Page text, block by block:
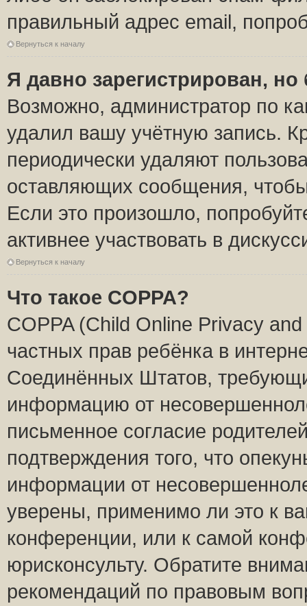
правильный адрес email,
Вернуться к началу
Я давно зарегистрирован,
Возможно, администратор по
удалил вашу учётную запись.
периодически удаляют
оставляющих сообщения,
Если это произошло,
активнее участвовать в
Вернуться к началу
Что такое COPPA?
COPPA (Child Online Privacy
частных прав ребёнка в
Соединённых Штатов,
информацию от
письменное согласие
подтверждения того, что
информации от
уверены, применимо ли это к
конференции, или к самой
юрисконсульту. Обратите
рекомендаций по правовым